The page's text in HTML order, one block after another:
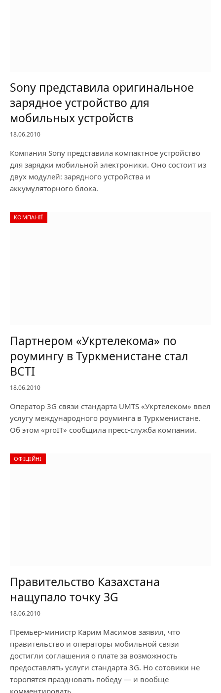
Sony представила оригинальное
зарядное устройство для
мобильных устройств
18.06.2010
Компания Sony представила компактное устройство
для зарядки мобильной электроники. Оно состоит из
двух модулей: зарядного устройства и
аккумуляторного блока.
КОМПАНІЇ
Партнером «Укртелекома» по
роумингу в Туркменистане стал
BCTI
18.06.2010
Оператор 3G связи стандарта UMTS «Укртелеком» ввел
услугу международного роуминга в Туркменистане.
Об этом «proIT» сообщила пресс-служба компании.
ОФІЦІЙНІ
Правительство Казахстана
нащупало точку 3G
18.06.2010
Премьер-министр Карим Масимов заявил, что
правительство и операторы мобильной связи
достигли соглашения о плате за возможность
предоставлять услуги стандарта 3G. Но сотовики не
торопятся праздновать победу — и вообще
комментировать…